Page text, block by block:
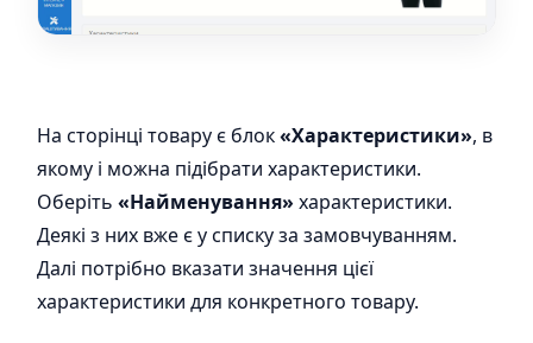
На сторінці товару є блок«Характеристики», в
якому і можна підібрати характеристики.
Оберіть «Найменування» характеристики.
Деякі з них вже є у списку за замовчуванням.
Далі потрібно вказати значення цієї
характеристики для конкретного товару.